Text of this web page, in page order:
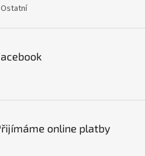
Ostatní
online platby